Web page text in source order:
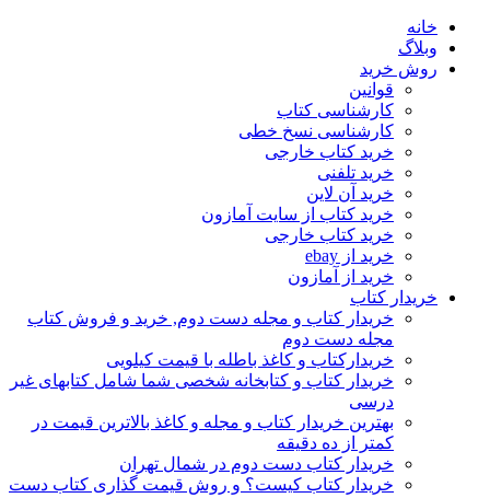
خانه
وبلاگ
روش خرید
قوانین
کارشناسی کتاب
کارشناسی نسخ خطی
خرید کتاب خارجی
خرید تلفنی
خرید آن لاین
خرید کتاب از سایت آمازون
خرید کتاب خارجی
خرید از ebay
خرید از آمازون
خریدار کتاب
خریدار کتاب و مجله دست دوم, خرید و فروش کتاب
مجله دست دوم
خریدارکتاب و کاغذ باطله با قیمت کیلویی
خریدار کتاب و کتابخانه شخصی شما شامل کتابهای غیر
درسی
بهترین خریدار کتاب و مجله و کاغذ بالاترین قیمت در
کمتر از ده دقیقه
خریدار کتاب دست دوم در شمال تهران
خریدار کتاب کیست؟ و روش قیمت گذاری کتاب دست